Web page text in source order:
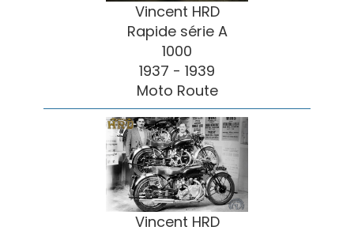
Vincent HRD
Rapide série A
1000
1937 - 1939
Moto Route
Vincent HRD